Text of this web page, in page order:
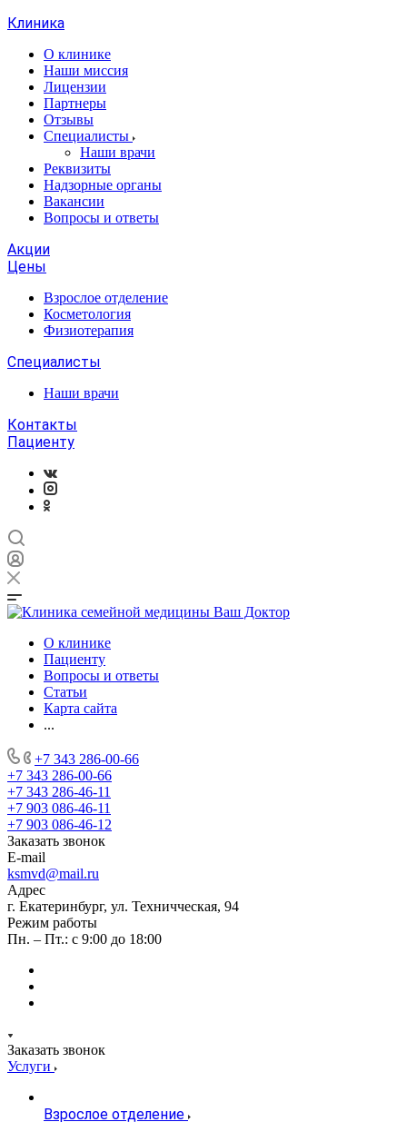
Клиника
О клинике
Наши миссия
Лицензии
Партнеры
Отзывы
Специалисты
Наши врачи
Реквизиты
Надзорные органы
Вакансии
Вопросы и ответы
Акции
Цены
Взрослое отделение
Косметология
Физиотерапия
Специалисты
Наши врачи
Контакты
Пациенту
О клинике
Пациенту
Вопросы и ответы
Статьи
Карта сайта
...
+7 343 286-00-66
+7 343 286-00-66
+7 343 286-46-11
+7 903 086-46-11
+7 903 086-46-12
Заказать звонок
E-mail
ksmvd@mail.ru
Адрес
г. Екатеринбург, ул. Техничческая, 94
Режим работы
Пн. – Пт.: с 9:00 до 18:00
Заказать звонок
Услуги
Взрослое отделение